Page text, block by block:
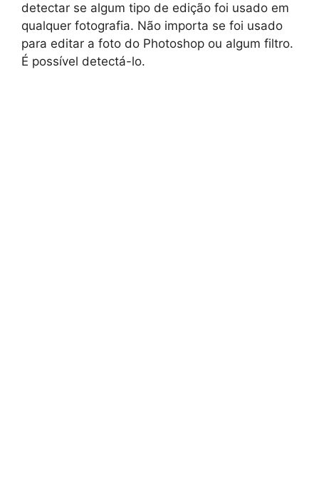
detectar se algum tipo de edição foi usado em
qualquer fotografia. Não importa se foi usado
para editar a foto do Photoshop ou algum filtro.
É possível detectá-lo.